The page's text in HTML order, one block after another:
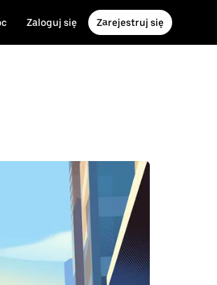
Zaloguj się Zarejestruj się